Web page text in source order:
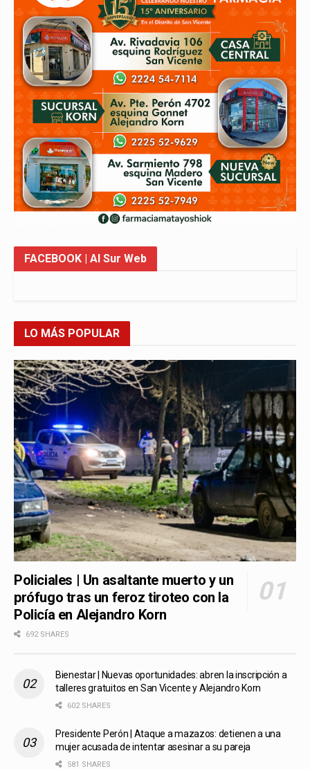
FACEBOOK | Al Sur Web
LO MÁS POPULAR
Policiales | Un asaltante muerto y un
prófugo tras un feroz tiroteo con la
Policía en Alejandro Korn
692 SHARES
Bienestar | Nuevas oportunidades: abren la inscripción a
talleres gratuitos en San Vicente y Alejandro Korn
602 SHARES
Presidente Perón | Ataque a mazazos: detienen a una
mujer acusada de intentar asesinar a su pareja
581 SHARES